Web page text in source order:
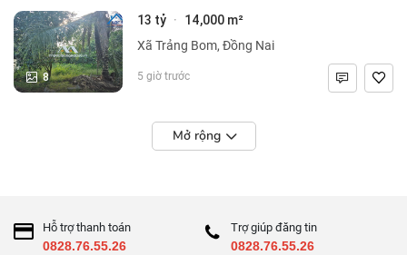
8
13 tỷ · 14,000 m²
Xã Trảng Bom, Đồng Nai
5 giờ trước
Mở rộng
Hỗ trợ thanh toán
0828.76.55.26
Trợ giúp đăng tin
0828.76.55.26